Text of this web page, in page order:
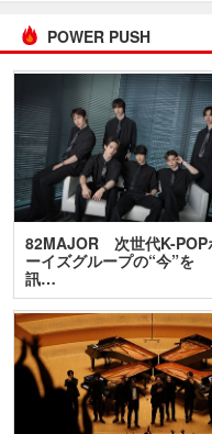
POWER PUSH
82MAJOR 次世代K-POP
ーイズグループの“今”を
訊…